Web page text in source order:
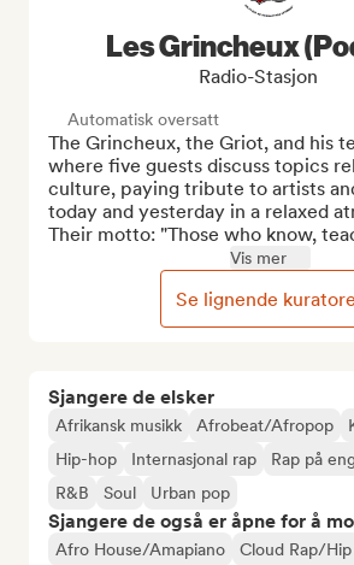
Sjangere de elsker
Afrikansk musikk Afrobeat/Afropop
Hip-hop
Internasjonal rap Rap på
R&B
Soul Urban pop
Sjangere de også er åpne for å
Afro House/Amapiano
Cloud Rap/
Les Grincheux
Radio-Stasjon
Automatisk oversatt
The Grincheux, the Griot, and his
where five guests discuss topics
culture, paying tribute to artists
today and yesterday in a relaxed
Their motto: "Those who know,
Vis mer
Se lignende